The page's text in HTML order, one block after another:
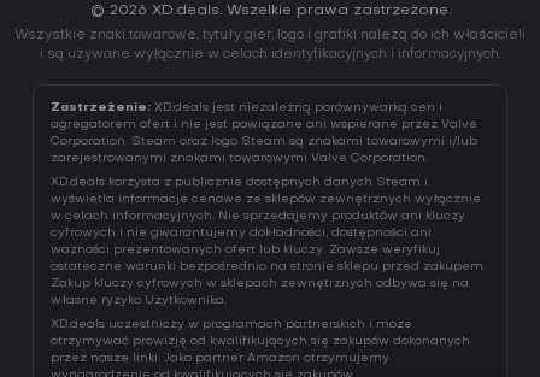
© 2026 XD.deals. Wszelkie prawa zastrzeżone.
Wszystkie znaki towarowe, tytuły gier, logo i grafiki należą do ich właścicieli
i są używane wyłącznie w celach identyfikacyjnych i informacyjnych.
Zastrzeżenie: XD.deals jest niezależną porównywarką cen i
agregatorem ofert i nie jest powiązane ani wspierane przez Valve
Corporation. Steam oraz logo Steam są znakami towarowymi i/lub
zarejestrowanymi znakami towarowymi Valve Corporation.
XD.deals korzysta z publicznie dostępnych danych Steam i
wyświetla informacje cenowe ze sklepów zewnętrznych wyłącznie
w celach informacyjnych. Nie sprzedajemy produktów ani kluczy
cyfrowych i nie gwarantujemy dokładności, dostępności ani
ważności prezentowanych ofert lub kluczy. Zawsze weryfikuj
ostateczne warunki bezpośrednio na stronie sklepu przed zakupem.
Zakup kluczy cyfrowych w sklepach zewnętrznych odbywa się na
własne ryzyko Użytkownika.
XD.deals uczestniczy w programach partnerskich i może
otrzymywać prowizję od kwalifikujących się zakupów dokonanych
przez nasze linki. Jako partner Amazon otrzymujemy